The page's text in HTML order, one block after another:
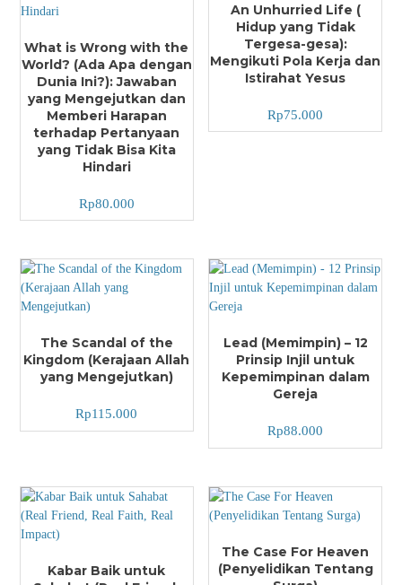
What is Wrong with the
World? (Ada Apa dengan
Dunia Ini?): Jawaban
yang Mengejutkan dan
Memberi Harapan
terhadap Pertanyaan
yang Tidak Bisa Kita
Hindari
Rp80.000
An Unhurried Life (
Hidup yang Tidak
Tergesa-gesa):
Mengikuti Pola Kerja dan
Istirahat Yesus
Rp75.000
The Scandal of the
Kingdom (Kerajaan Allah
yang Mengejutkan)
Rp115.000
Lead (Memimpin) – 12
Prinsip Injil untuk
Kepemimpinan dalam
Gereja
Rp88.000
Kabar Baik untuk
The Case For Heaven
(Penyelidikan Tentang